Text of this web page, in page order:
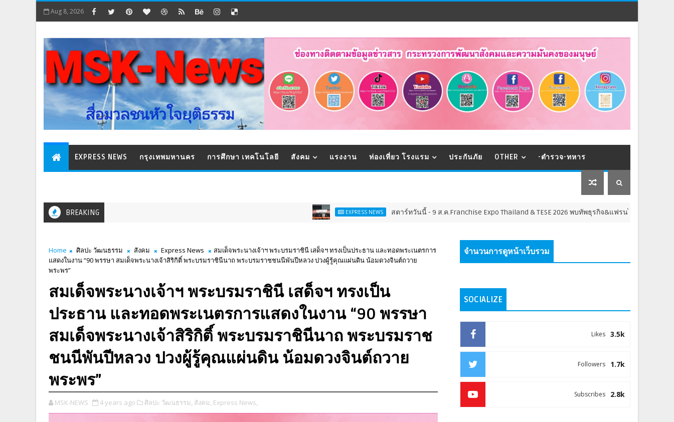
Aug 8, 2026
EXPRESS NEWS กรุงเทพมหานคร การศึกษา เทคโนโลยี สังคม แรงงาน ท่องเที่ยว โรงแรม ประกันภัย OTHER -ตำรวจ-ทหาร
BREAKING EXPRESS NEWS สตาร์ทวันนี้ - 9 ส.ค.Franchise Expo Thailand & TESE 2026 พบทัพธุรกิจ&แฟรนไชส์ ซัพพลายเออร์สินค้า เติมรา
Home ศิลปะ วัฒนธรรม สังคม Express News
สมเด็จพระนางเจ้าฯ พระบรมราชินี เสด็จฯ ทรงเป็นประธาน และทอดพระเนตรการ
แสดงในงาน “90 พรรษา สมเด็จพระนางเจ้าสิริกิติ์ พระบรมราชินีนาถ พระบรมราชชนนีพันปีหลวง ปวงผู้รู้คุณแผ่นดิน น้อมดวงจินต์ถวาย
พระพร”
สมเด็จพระนางเจ้าฯ พระบรมราชินี เสด็จฯ ทรงเป็น
ประธาน และทอดพระเนตรการแสดงในงาน “90 พรรษา
สมเด็จพระนางเจ้าสิริกิติ์ พระบรมราชินีนาถ พระบรมราช
ชนนีพันปีหลวง ปวงผู้รู้คุณแผ่นดิน น้อมดวงจินต์ถวาย
พระพร”
MSK-NEWS 4 years ago ศิลปะ วัฒนธรรม, สังคม, Express News,
จำนวนการดูหน้าเว็บรวม
SOCIALIZE
3.5k
Likes
1.7k
Followers
2.8k
Subscribes